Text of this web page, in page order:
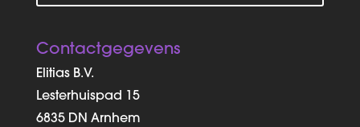
Contactgegevens
Elitias B.V.
Lesterhuispad 15
6835 DN Arnhem